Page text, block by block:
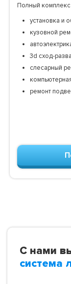
Полный
установка и
кузовной
3d сход-
слесарный
ремонт
С нами
система